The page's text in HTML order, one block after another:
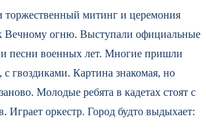
торжественный митинг и церемония
Вечному огню. Выступали официальные
и песни военных лет. Многие пришли
гвоздиками. Картина знакомая, но
Молодые ребята в кадетах стоят с
Играет оркестр. Город будто выдыхает: